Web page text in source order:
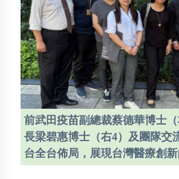
前武田疫苗副總裁蔡德華博士
長梁碧惠博士（右4）及團隊交
台全台佈局，展現台灣醫療創新